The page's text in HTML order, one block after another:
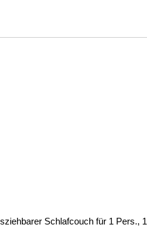
Schlafcouch für 1 Pers., 1